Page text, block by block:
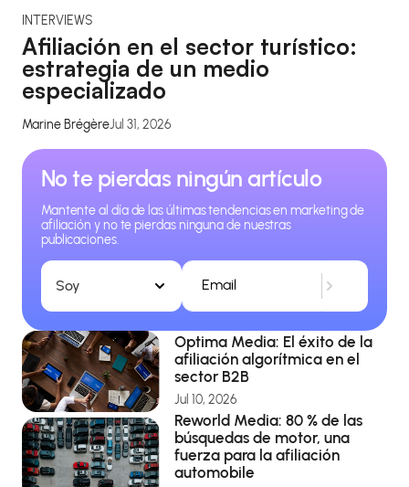
INTERVIEWS
Afiliación en el sector turístico:
estrategia de un medio
especializado
Marine BrégèreJul 31, 2026
No te pierdas ningún artículo
Mantente al día de las últimas tendencias en marketing de
afiliación y no te pierdas ninguna de nuestras
publicaciones.
Soy
Optima Media: El éxito de la
afiliación algorítmica en el
sector B2B
Jul 10, 2026
Reworld Media: 80 % de las
búsquedas de motor, una
fuerza para la afiliación
automobile